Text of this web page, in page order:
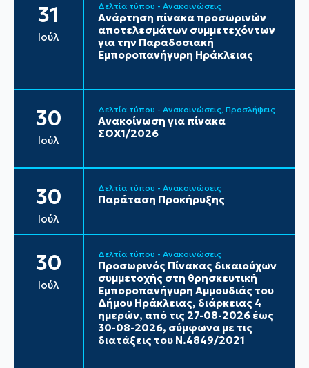
31
Ιούλ
Δελτία τύπου - Ανακοινώσεις
Ανάρτηση πίνακα προσωρινών
αποτελεσμάτων συμμετεχόντων
για την Παραδοσιακή
Εμποροπανήγυρη Ηράκλειας
30
Ιούλ
Δελτία τύπου - Ανακοινώσεις Προσλήψεις
Ανακοίνωση για πίνακα
ΣΟΧ1/2026
30
Ιούλ
Δελτία τύπου - Ανακοινώσεις
Παράταση Προκήρυξης
30
Ιούλ
Δελτία τύπου - Ανακοινώσεις
Προσωρινός Πίνακας δικαιούχων
συμμετοχής στη θρησκευτική
Εμποροπανήγυρη Αμμουδιάς του
Δήμου Ηράκλειας, διάρκειας 4
ημερών, από τις 27-08-2026 έως
30-08-2026, σύμφωνα με τις
διατάξεις του Ν.4849/2021